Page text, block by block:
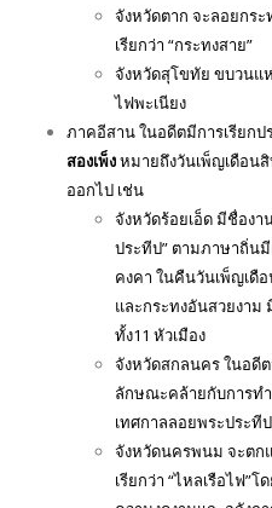
ขึ้นเต็มท้องฟ้า
จังหวัดตาก จะลอยกระ
เรียกว่า “กระทงสาย”
จังหวัดสุโขทัย ขบวนแ
ไฟพะเนียง
ภาคอีสาน ในอดีตมีการเรียก
สองเพ็ง หมายถึงวันเพ็ญเดือน
ออกไป เช่น
จังหวัดร้อยเอ็ด มีชื่องา
ประทีป” ตามภาษาถิ่น
คงคา ในคืนวันเพ็ญเดื
และกระทงอันสวยงาม
ทั้ง11 หัวเมือง
จังหวัดสกลนคร ในอดี
ลักษณะคล้ายกับการทำ
เทศกาลลอยพระประที
จังหวัดนครพนม จะตก